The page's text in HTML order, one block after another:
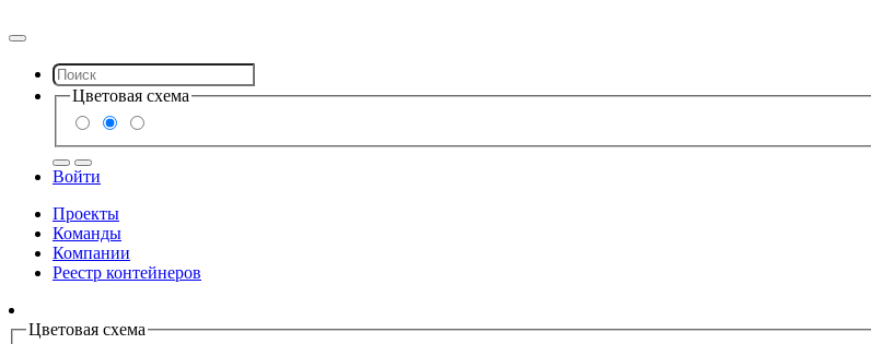
Цветовая схема
Войти
Проекты
Команды
Компании
Реестр контейнеров
Цветовая схема